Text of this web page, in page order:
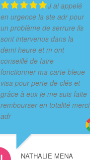
J ai appelé
en urgence la ste adr pour
un problème de serrure ils
sont intervenus dans la
demi heure et m ont
conseillé de faire
fonctionner ma carte bleue
visa pour perte de clés et
grâce à eux je me suis faite
rembourser en totalité merci
adr
NATHALIE MENA